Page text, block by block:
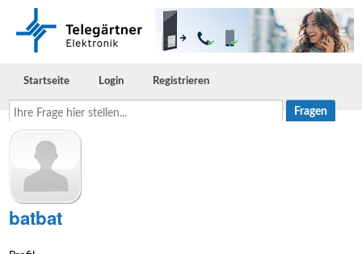
Ihre
Frage
stellen...
Startseite Login Registrieren
batbat